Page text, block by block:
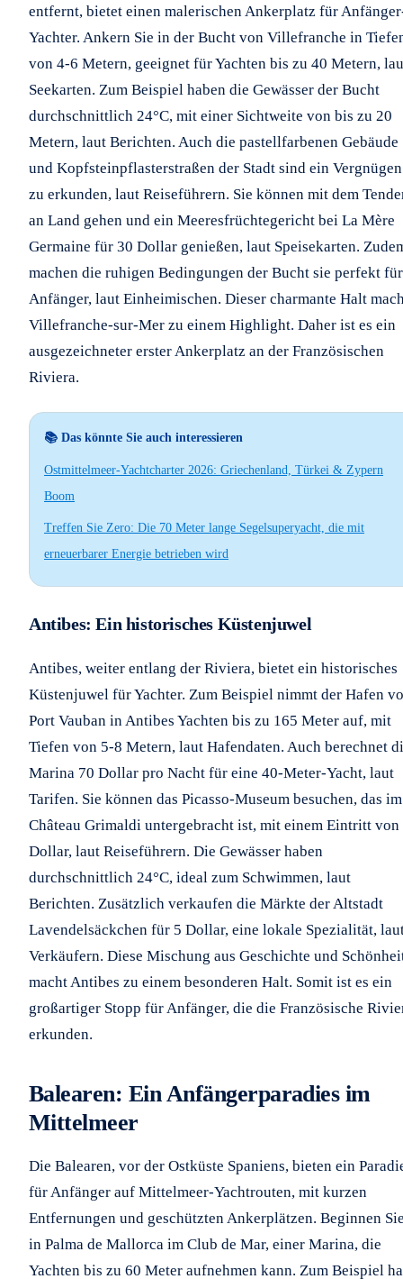
entfernt, bietet einen malerischen Ankerplatz für
Yachter. Ankern Sie in der Bucht von Villefranche in
von 4-6 Metern, geeignet für Yachten bis zu 40 Metern,
Seekarten. Zum Beispiel haben die Gewässer der Bucht
durchschnittlich 24°C, mit einer Sichtweite von bis zu 20
Metern, laut Berichten. Auch die pastellfarbenen Gebäude
und Kopfsteinpflasterstraßen der Stadt sind ein Vergnügen
zu erkunden, laut Reiseführern. Sie können mit dem
an Land gehen und ein Meeresfrüchtegericht bei La Mère
Germaine für 30 Dollar genießen, laut Speisekarten.
machen die ruhigen Bedingungen der Bucht sie perfekt für
Anfänger, laut Einheimischen. Dieser charmante Halt
Villefranche-sur-Mer zu einem Highlight. Daher ist es ein
ausgezeichneter erster Ankerplatz an der Französischen
Riviera.
📚 Das könnte Sie auch interessieren
Ostmittelmeer-Yachtcharter 2026: Griechenland, Türkei & Zypern
Boom
Treffen Sie Zero: Die 70 Meter lange Segelsuperyacht, die mit
erneuerbarer Energie betrieben wird
Antibes: Ein historisches Küstenjuwel
Antibes, weiter entlang der Riviera, bietet ein historisches
Küstenjuwel für Yachter. Zum Beispiel nimmt der Hafen
Port Vauban in Antibes Yachten bis zu 165 Meter auf, mit
Tiefen von 5-8 Metern, laut Hafendaten. Auch berechnet
Marina 70 Dollar pro Nacht für eine 40-Meter-Yacht, laut
Tarifen. Sie können das Picasso-Museum besuchen, das im
Château Grimaldi untergebracht ist, mit einem Eintritt von
Dollar, laut Reiseführern. Die Gewässer haben
durchschnittlich 24°C, ideal zum Schwimmen, laut
Berichten. Zusätzlich verkaufen die Märkte der Altstadt
Lavendelsäckchen für 5 Dollar, eine lokale Spezialität,
Verkäufern. Diese Mischung aus Geschichte und
macht Antibes zu einem besonderen Halt. Somit ist es ein
großartiger Stopp für Anfänger, die die Französische
erkunden.
Balearen: Ein Anfängerparadies im
Mittelmeer
Die Balearen, vor der Ostküste Spaniens, bieten ein
für Anfänger auf Mittelmeer-Yachtrouten, mit kurzen
Entfernungen und geschützten Ankerplätzen. Beginnen
in Palma de Mallorca im Club de Mar, einer Marina, die
Yachten bis zu 60 Meter aufnehmen kann. Zum Beispiel